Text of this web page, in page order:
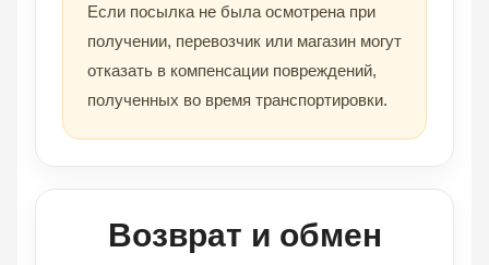
Если посылка не была осмотрена при
получении, перевозчик или магазин могут
отказать в компенсации повреждений,
полученных во время транспортировки.
Возврат и обмен